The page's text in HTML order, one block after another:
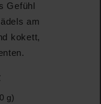
Gefühl
am
kokett,
g)